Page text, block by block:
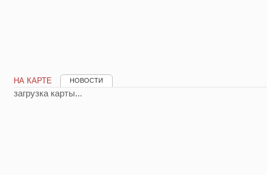
НА КАРТЕ НОВОСТИ
загрузка карты...